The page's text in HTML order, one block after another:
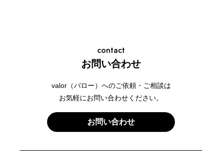
contact
お問い合わせ
valor（バロー）へのご依頼・ご相談は
お気軽にお問い合わせください。
お問い合わせ